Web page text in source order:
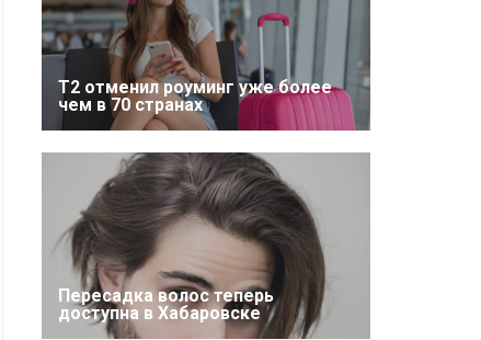
Т2 отменил роуминг уже более
чем в 70 странах
Пересадка волос теперь
доступна в Хабаровске